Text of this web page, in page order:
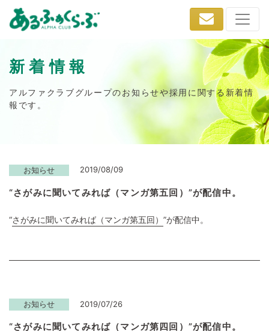
新着情報
アルファクラブグループのお知らせや採用に関する新着情
報です。
お知らせ 2019/08/09
“さがみに聞いてみれば（マンガ第五回）”が配信中。
“さがみに聞いてみれば（マンガ第五回） ”が配信中。
お知らせ 2019/07/26
“さがみに聞いてみれば（マンガ第四回）”が配信中。